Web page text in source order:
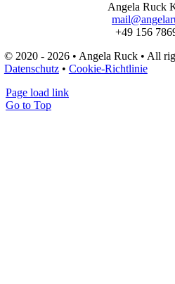
Angela Ruck
+49 156
© 2020 - 2026 • Angela Ruck • All
Datenschutz• Cookie-Richtlinie
Page load link
Go to Top